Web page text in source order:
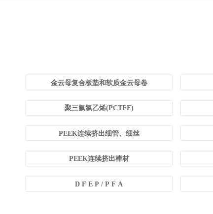
金云母复合板垫和软质金云母卷
聚三氟氯乙烯(PCTFE)
PEEK连续挤出细管、细丝
PEEK连续挤出棒材
D F E P / P F A